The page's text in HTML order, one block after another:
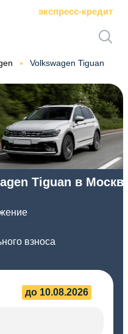
экспресс-кредит
Volkswagen Tiguan
Tiguan в
взноса
до 10.08.2026